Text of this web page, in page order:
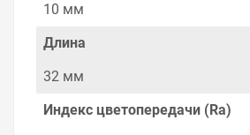
высокая светоотдача.Длина L - 32мм
Мощность - 3Вт
Цветовая температура - 2700К
Цоколь - G4
10 мм
Длина
32 мм
Индекс цветопередачи (Ra)